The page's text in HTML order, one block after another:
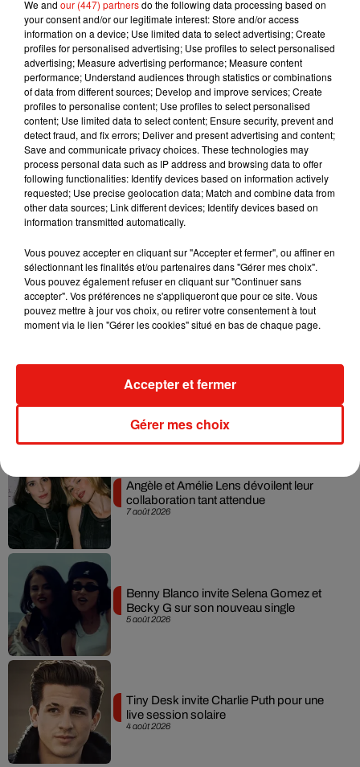
Le ministre de l'Intérieur Gérald Darmanin avait réagi à cette
agression, dénonçant des images "insupportables".
Musique
7 août 2026
Julien Lieb s’essaye à la vie de chatelain
dans son nouveau clip
7 août 2026
Madonna sort enfin le remix de « Love
Sensation » avec Kylie Minogue
Tayc et Didi B dévoilent le single le plus
dansant de l’année
7 août 2026
Angèle et Amélie Lens dévoilent leur
collaboration tant attendue
5 août 2026
Benny Blanco invite Selena Gomez et
Becky G sur son nouveau single
4 août 2026
Tiny Desk invite Charlie Puth pour une
live session solaire
We and our (447) partnersdo the following data processing based on
your consent and/or our legitimate interest: Store and/or access
information on a device; Use limited data to select advertising; Create
profiles for personalised advertising; Use profiles to select personalised
advertising; Measure advertising performance; Measure content
performance; Understand audiences through statistics or combinations
of data from different sources; Develop and improve services; Create
profiles to personalise content; Use profiles to select personalised
content; Use limited data to select content; Ensure security, prevent and
detect fraud, and fix errors; Deliver and present advertising and content;
Save and communicate privacy choices. These technologies may
process personal data such as IP address and browsing data to offer
following functionalities: Identify devices based on information actively
requested; Use precise geolocation data; Match and combine data from
other data sources; Link different devices; Identify devices based on
information transmitted automatically.
Vous pouvez accepter en cliquant sur "Accepter et fermer", ou affiner en
sélectionnant les finalités et/ou partenaires dans "Gérer mes choix".
Vous pouvez également refuser en cliquant sur "Continuer sans
accepter". Vos préférences ne s'appliqueront que pour ce site. Vous
pouvez mettre à jour vos choix, ou retirer votre consentement à tout
moment via le lien "Gérer les cookies" situé en bas de chaque page.
Gérer mes choix
Accepter et fermer